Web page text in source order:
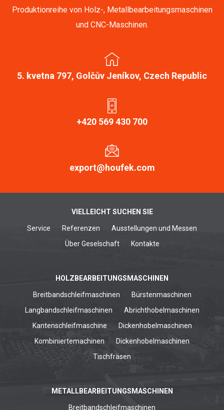
Produktionreihe von Holz-, Metallbearbeitungsmaschinen
und CNC-Maschinen.
5. kvetna 797, Golčův Jeníkov, Czech Republic
+420 569 430 700
export@houfek.com
VIELLEICHT SUCHEN SIE
Service Referenzen
Ausstellungen und Messen
Über Geselschaft
Kontakte
HOLZBEARBEITUNGSMASCHINEN
Breitbandschleifmaschinen
Bürstenmaschinen
Langbandschleifmaschinen
Abrichthobelmaschinen
Kantenschleifmaschine
Dickenhobelmaschinen
Kombiniertemachinen
Dickenhobelmaschinen
Tischfräsen
METALLBEARBEITUNGSMASCHINEN
Breitbandschleifmaschinen